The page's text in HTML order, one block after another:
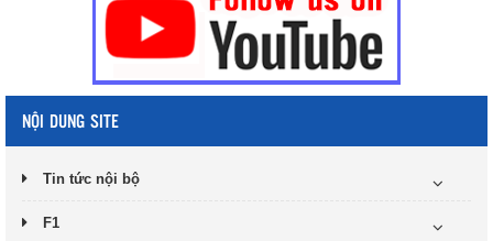
NỘI DUNG SITE
Tin tức nội bộ
F1